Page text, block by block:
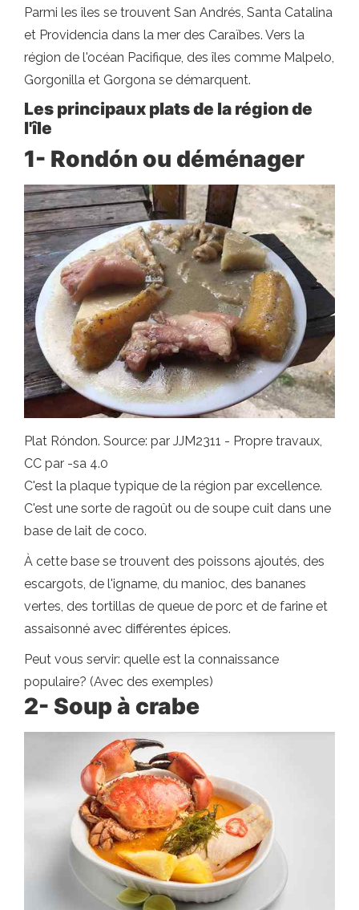
Parmi les îles se trouvent San Andrés, Santa Catalina
et Providencia dans la mer des Caraïbes. Vers la
région de l'océan Pacifique, des îles comme Malpelo,
Gorgonilla et Gorgona se démarquent.
Les principaux plats de la région de
l'île
1- Rondón ou déménager
Plat Róndon. Source: par JJM2311 - Propre travaux,
CC par -sa 4.0
C'est la plaque typique de la région par excellence.
C'est une sorte de ragoût ou de soupe cuit dans une
base de lait de coco.
À cette base se trouvent des poissons ajoutés, des
escargots, de l'igname, du manioc, des bananes
vertes, des tortillas de queue de porc et de farine et
assaisonné avec différentes épices.
Peut vous servir: quelle est la connaissance
populaire? (Avec des exemples)
2- Soup à crabe